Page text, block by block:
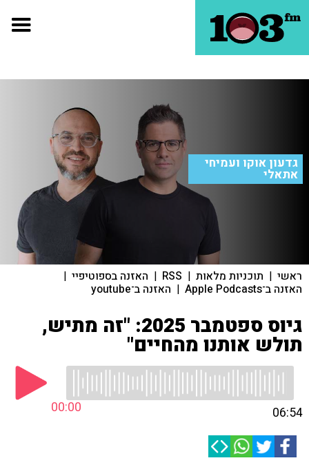
גדעון אוקו ועמיחי
אתאלי
ראשי | תוכניות מלאות |
RSS
| האזנה בספוטיפיי |
האזנה ב־Apple Podcasts | האזנה ב־youtube
גיוס ספטמבר 2025: "זה מתיש,
תולש אותנו מהחיים"
00:00 06:54